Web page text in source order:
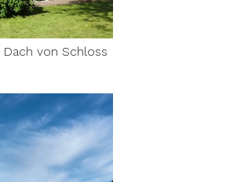
von Schloss